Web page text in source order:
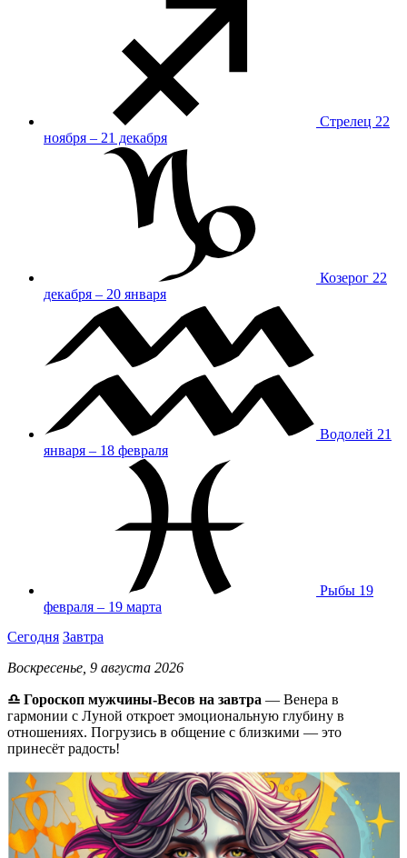
Стрелец 22
ноября – 21 декабря
Козерог 22
декабря – 20 января
Водолей 21
января – 18 февраля
Рыбы 19
февраля – 19 марта
Сегодня Завтра
Воскресенье, 9 августа 2026
♎️ Гороскоп мужчины-Весов на завтра — Венера в
гармонии с Луной откроет эмоциональную глубину в
отношениях. Погрузись в общение с близкими — это
принесёт радость!